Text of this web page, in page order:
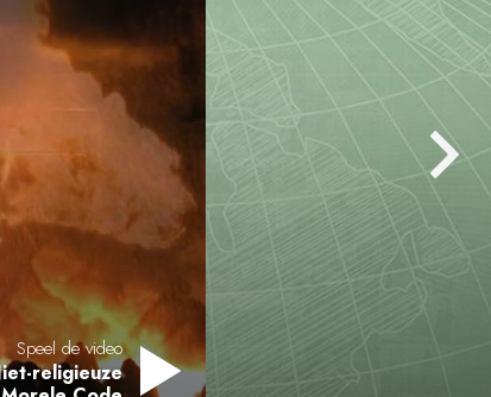
beginners
Oplossingen voor een Gevaarlijke
Omgeving
Assisten voor Ziektes en Verwondingen
Integriteit en Eerlijkheid
Het Huwelijk
De Toonschaal van Emoties
Oplossingen voor het Drugsprobleem
Kinderen
Hulpmiddelen bij het Dagelijks Werk
Speel de video
religieuze